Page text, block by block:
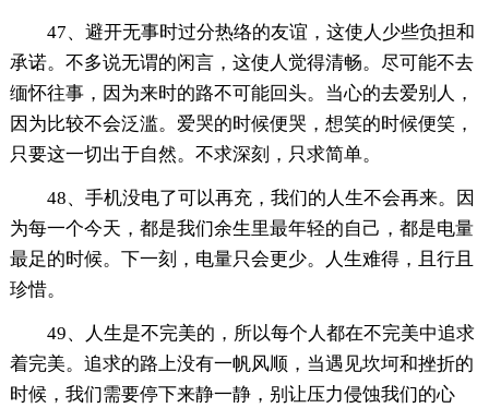
47、避开无事时过分热络的友谊，这使人少些负担和
承诺。不多说无谓的闲言，这使人觉得清畅。尽可能不去
缅怀往事，因为来时的路不可能回头。当心的去爱别人，
因为比较不会泛滥。爱哭的时候便哭，想笑的时候便笑，
只要这一切出于自然。不求深刻，只求简单。
48、手机没电了可以再充，我们的人生不会再来。因
为每一个今天，都是我们余生里最年轻的自己，都是电量
最足的时候。下一刻，电量只会更少。人生难得，且行且
珍惜。
49、人生是不完美的，所以每个人都在不完美中追求
着完美。追求的路上没有一帆风顺，当遇见坎坷和挫折的
时候，我们需要停下来静一静，别让压力侵蚀我们的心